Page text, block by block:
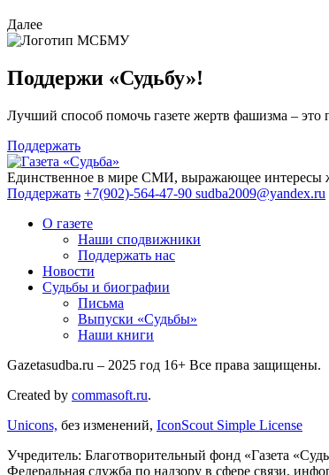
Далее
Поддержи «Судьбу»!
Лучший способ помочь газете жертв фашизма – это
Поддержать
Единственное в мире СМИ, выражающее интересы
Поддержать +7(902)-564-47-90 sudba2009@yandex.ru
О газете
Наши сподвижники
Поддержать нас
Новости
Судьбы и биографии
Письма
Выпуски «Судьбы»
Наши книги
Gazetasudba.ru – 2025 год 16+ Все права защищены.
Created by commasoft.ru.
Unicons, без изменений, IconScout Simple License
Учредитель: Благотворительный фонд «Газета
Федеральная служба по надзору в сфере связи,